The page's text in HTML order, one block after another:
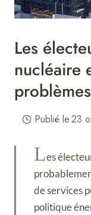
Les
nucléaire
Publié le23
Les
de services
politique